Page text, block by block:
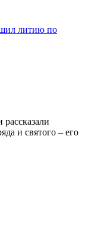
литию по
и святого – его